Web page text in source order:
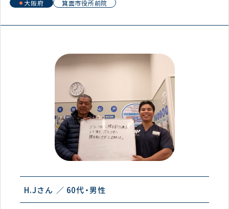
大阪府 箕面市役所前院
H.Jさん 60代 男性